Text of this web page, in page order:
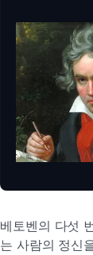
베토벤의 다섯
는 사람의 정신